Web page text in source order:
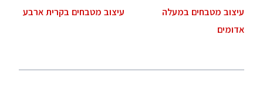
עיצוב מטבחים במעלה
אדומים
עיצוב מטבחים בקרית ארבע